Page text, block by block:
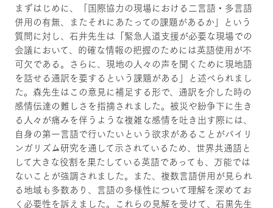
まずはじめに、「国際協力の現場における二言語・多言語
併用の有無、またそれにあたっての課題があるか」という
質問に対し、石井先生は「緊急人道支援が必要な現場での
会議において、的確な情報の把握のためには英語使用が不
可欠である。さらに、現地の人々の声を聞くために現地語
を話せる通訳を要するという課題がある」と述べられまし
た。森先生はこの意見に補足する形で、通訳を介した時の
感情伝達の難しさを指摘されました。被災や紛争下に生き
る人々が痛みを伴うような複雑な感情を吐き出す際には、
自身の第一言語で行いたいという欲求があることがバイリ
ンガリズム研究を通して示されているため、世界共通語と
して大きな役割を果たしている英語であっても、万能では
ないことが強調されました。また、複数言語併用が見られ
る地域も多数あり、言語の多様性について理解を深めてお
く必要性を訴えました。これらの見解を受けて、石黒先生